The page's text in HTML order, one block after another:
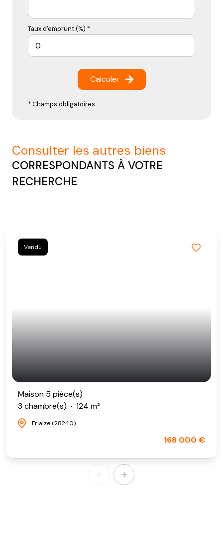
Taux d'emprunt (%) *
Calculer
* Champs obligatoires
consulter les autres biens
CORRESPONDANTS À VOTRE
RECHERCHE
Vendu
Maison 5 pièce(s)
3 chambre(s)
124 m²
Friaize (28240)
168 000 €